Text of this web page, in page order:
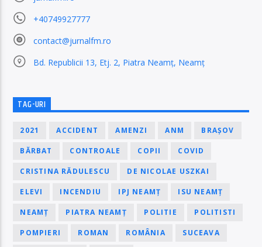
+40749927777
contact@jurnalfm.ro
Bd. Republicii 13, Etj. 2, Piatra Neamț, Neamț
TAG-URI
2021 ACCIDENT AMENZI ANM BRAȘOV
BĂRBAT CONTROALE COPII COVID
CRISTINA RĂDULESCU DE NICOLAE USZKAI
ELEVI INCENDIU IPJ NEAMȚ ISU NEAMȚ
NEAMȚ PIATRA NEAMȚ POLITIE POLITISTI
POMPIERI ROMAN ROMÂNIA SUCEAVA